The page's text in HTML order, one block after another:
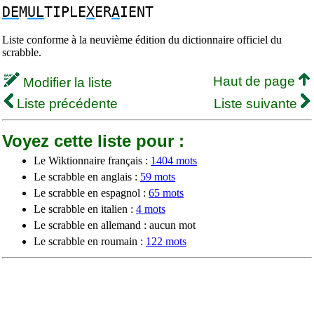
DEMULTIPLEXERAIENT
Liste conforme à la neuvième édition du dictionnaire officiel du
scrabble.
Modifier la liste
Haut de page
Liste précédente
Liste suivante
Voyez cette liste pour :
Le Wiktionnaire français : 1404 mots
Le scrabble en anglais : 59 mots
Le scrabble en espagnol : 65 mots
Le scrabble en italien : 4 mots
Le scrabble en allemand : aucun mot
Le scrabble en roumain : 122 mots